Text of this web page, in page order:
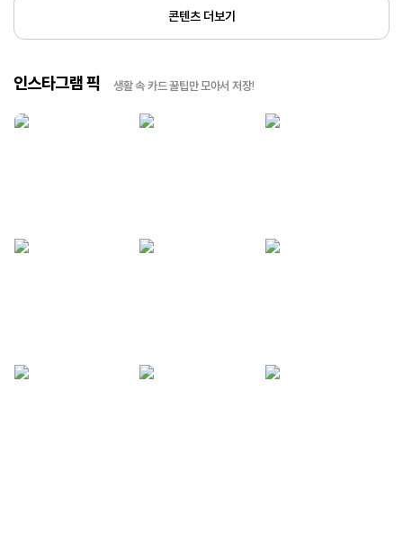
콘텐츠 더보기
인스타그램 픽 생활 속 카드 꿀팁만 모아서 저장!